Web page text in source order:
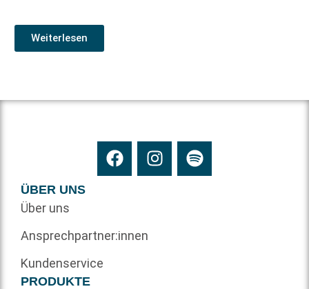
Weiterlesen
ÜBER UNS
Über uns
Ansprechpartner:innen
Kundenservice
PRODUKTE